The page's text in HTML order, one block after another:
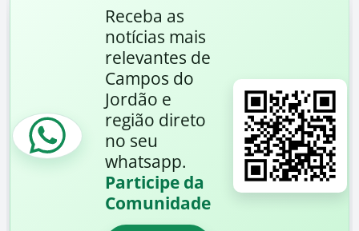
Receba as
notícias mais
relevantes de
Campos do
Jordão e
região direto
no seu
whatsapp.
Participe da
Comunidade